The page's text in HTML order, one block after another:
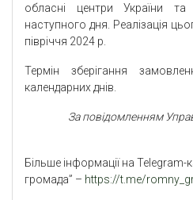
обласні центри України
наступного дня. Реалізація
півріччя 2024 р.
Термін зберігання
календарних днів.
За повідомленням
Більше інформації на Telegram-
громада” – https://t.me/